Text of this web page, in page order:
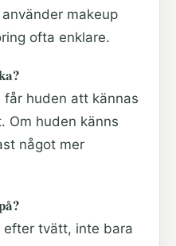
makeup
ofta enklare.
huden att kännas
Om huden känns
något mer
efter tvätt, inte bara